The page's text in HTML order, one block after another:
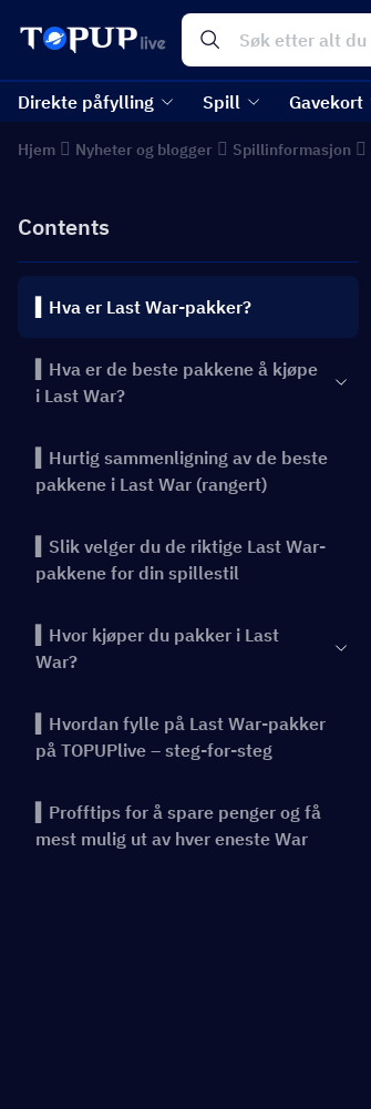
Direkte påfylling Spill Gavekort
Hjem Nyheter og blogger Spillinformasjon
Contents
▍Hva er Last War-pakker?
▍Hva er de beste pakkene å kjøpe
i Last War?
▍Hurtig sammenligning av de beste
pakkene i Last War (rangert)
▍Slik velger du de riktige Last War-
pakkene for din spillestil
▍Hvor kjøper du pakker i Last
War?
▍Hvordan fylle på Last War-pakker
på TOPUPlive – steg-for-steg
▍Profftips for å spare penger og få
mest mulig ut av hver eneste War